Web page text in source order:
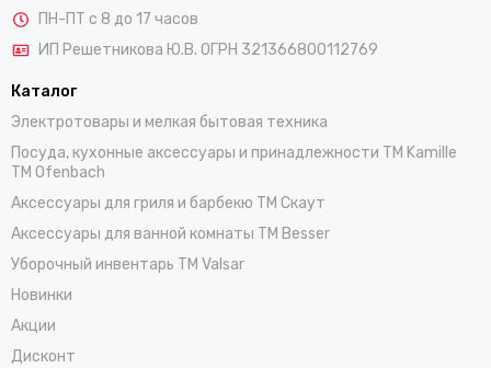
ПН-ПТ с 8 до 17 часов
ИП Решетникова Ю.В. ОГРН 321366800112769
Каталог
Электротовары и мелкая бытовая техника
Посуда, кухонные аксессуары и принадлежности TM Kamille
TM Ofenbach
Аксессуары для гриля и барбекю TM Скаут
Аксессуары для ванной комнаты TM Besser
Уборочный инвентарь TM Valsar
Новинки
Акции
Дисконт